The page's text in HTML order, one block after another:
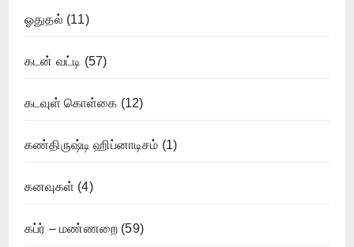
ஓதுதல் (11)
கடன் வட்டி (57)
கடவுள் கொள்கை (12)
கண்திருஷ்டி ஹிப்னாடிசம் (1)
கனவுகள் (4)
கப்ர் – மண்ணறை (59)